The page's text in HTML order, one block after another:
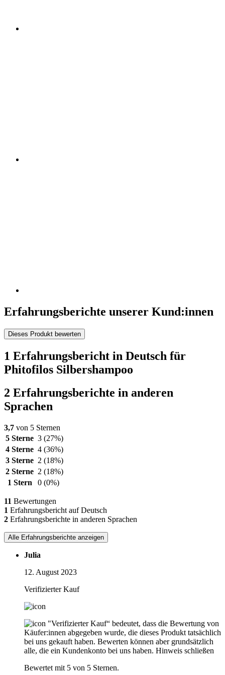
Erfahrungsberichte unserer Kund:innen
Dieses Produkt bewerten
1 Erfahrungsbericht in Deutsch für
Phitofilos Silbershampoo
2 Erfahrungsberichte in anderen
Sprachen
3,7 von 5 Sternen
5 Sterne 3 (27%)
4 Sterne 4 (36%)
3 Sterne 2 (18%)
2 Sterne 2 (18%)
1 Stern
0 (0%)
11 Bewertungen
1 Erfahrungsbericht auf Deutsch
2 Erfahrungsberichte in anderen Sprachen
Alle Erfahrungsberichte anzeigen
Julia
12. August 2023
Verifizierter Kauf
"Verifizierter Kauf“ bedeutet, dass die Bewertung von
Käufer:innen abgegeben wurde, die dieses Produkt tatsächlich
bei uns gekauft haben. Bewerten können aber grundsätzlich
alle, die ein Kundenkonto bei uns haben. Hinweis schließen
Bewertet mit 5 von 5 Sternen.